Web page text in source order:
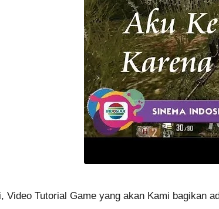
Tutorial Game yang akan Kami bagikan